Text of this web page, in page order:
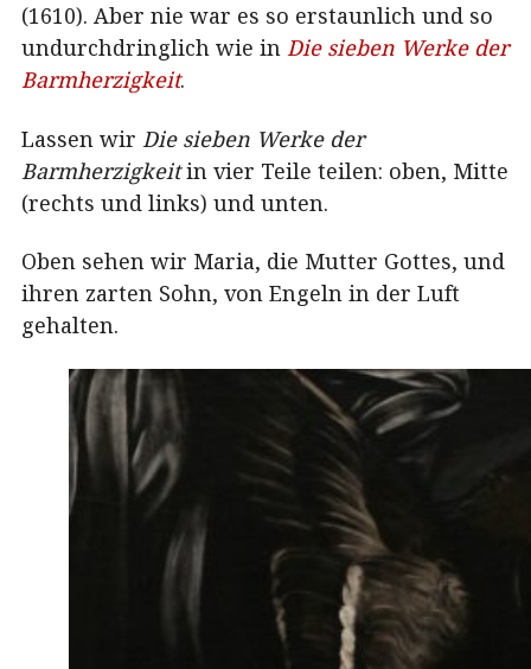
(1610). Aber nie war es so erstaunlich und so
undurchdringlich wie in Die sieben Werke der
Barmherzigkeit.
Lassen wir Die sieben Werke der
Barmherzigkeitin vier Teile teilen: oben, Mitte
(rechts und links) und unten.
Oben sehen wir Maria, die Mutter Gottes, und
ihren zarten Sohn, von Engeln in der Luft
gehalten.